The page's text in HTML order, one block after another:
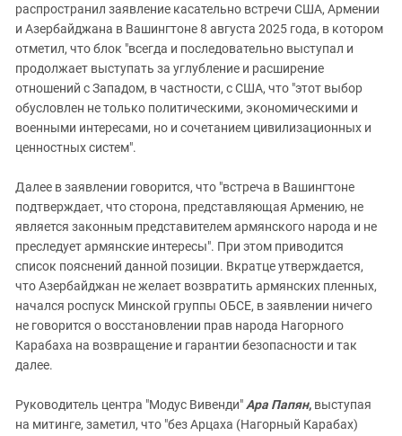
распространил заявление касательно встречи США, Армении
и Азербайджана в Вашингтоне 8 августа 2025 года, в котором
отметил, что блок "всегда и последовательно выступал и
продолжает выступать за углубление и расширение
отношений с Западом, в частности, с США, что "этот выбор
обусловлен не только политическими, экономическими и
военными интересами, но и сочетанием цивилизационных и
ценностных систем".
Далее в заявлении говорится, что "встреча в Вашингтоне
подтверждает, что сторона, представляющая Армению, не
является законным представителем армянского народа и не
преследует армянские интересы". При этом приводится
список пояснений данной позиции. Вкратце утверждается,
что Азербайджан не желает возвратить армянских пленных,
начался роспуск Минской группы ОБСЕ, в заявлении ничего
не говорится о восстановлении прав народа Нагорного
Карабаха на возвращение и гарантии безопасности и так
далее.
Руководитель центра "Модус Вивенди"Ара Папян, выступая
на митинге, заметил, что "без Арцаха (Нагорный Карабах)